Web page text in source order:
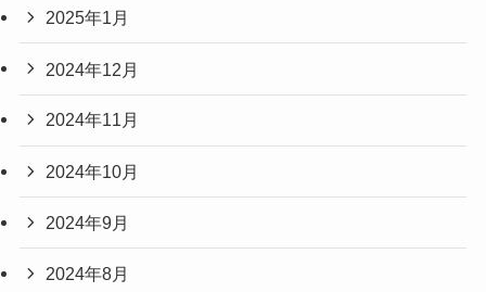
2025年1月
2024年12月
2024年11月
2024年10月
2024年9月
2024年8月